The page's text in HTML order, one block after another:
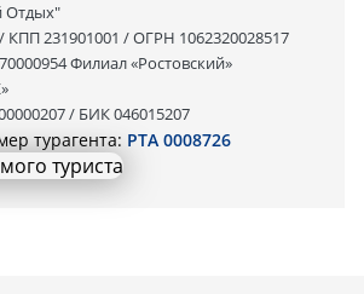
Отдых"
231901001 / ОГРН 1062320028517
Филиал «Ростовский»
/ БИК 046015207
турагента: РТА 0008726